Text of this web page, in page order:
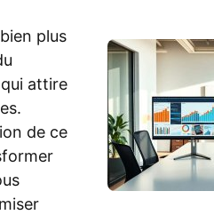
plus
attire
de ce